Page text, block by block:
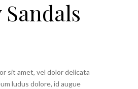
sit amet, vel dolor delicata
ludus dolore, id augue